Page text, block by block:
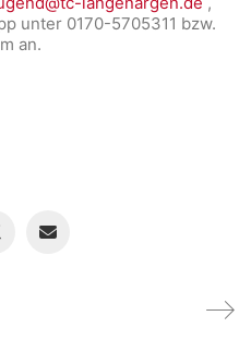
unter 0170-5705311 bzw.
an.